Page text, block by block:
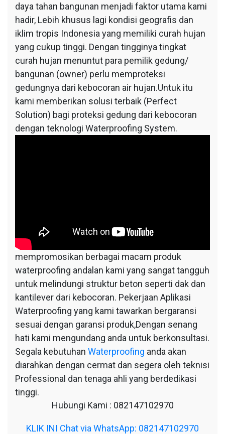
daya tahan bangunan menjadi faktor utama kami
hadir, Lebih khusus lagi kondisi geografis dan
iklim tropis Indonesia yang memiliki curah hujan
yang cukup tinggi. Dengan tingginya tingkat
curah hujan menuntut para pemilik gedung/
bangunan (owner) perlu memproteksi
gedungnya dari kebocoran air hujan.Untuk itu
kami memberikan solusi terbaik (Perfect
Solution) bagi proteksi gedung dari kebocoran
dengan teknologi Waterproofing System.
mempromosikan berbagai macam produk
waterproofing andalan kami yang sangat tangguh
untuk melindungi struktur beton seperti dak dan
kantilever dari kebocoran. Pekerjaan Aplikasi
Waterproofing yang kami tawarkan bergaransi
sesuai dengan garansi produk,Dengan senang
hati kami mengundang anda untuk berkonsultasi.
Segala kebutuhan Waterproofing anda akan
diarahkan dengan cermat dan segera oleh teknisi
Professional dan tenaga ahli yang berdedikasi
tinggi.
Hubungi Kami : 082147102970
KLIK INI Chat via WhatsApp: 082147102970